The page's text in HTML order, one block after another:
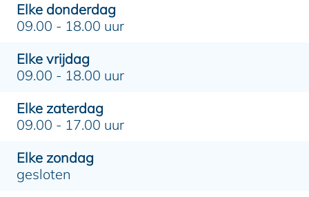
Elke donderdag
09.00 - 18.00 uur
Elke vrijdag
09.00 - 18.00 uur
Elke zaterdag
09.00 - 17.00 uur
Elke zondag
gesloten